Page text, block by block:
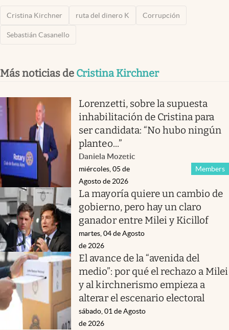
Cristina Kirchner ruta del dinero K Corrupción
Sebastián Casanello
Más noticias de Cristina Kirchner
Lorenzetti, sobre la supuesta
inhabilitación de Cristina para
ser candidata: “No hubo ningún
planteo...”
Daniela Mozetic
Members
miércoles, 05 de
Agosto de 2026
La mayoría quiere un cambio de
gobierno, pero hay un claro
ganador entre Milei y Kicillof
martes, 04 de Agosto
de 2026
El avance de la “avenida del
medio”: por qué el rechazo a Milei
y al kirchnerismo empieza a
alterar el escenario electoral
sábado, 01 de Agosto
de 2026